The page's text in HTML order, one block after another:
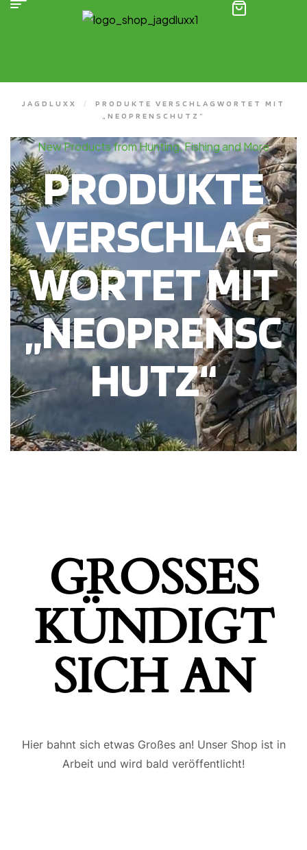
JAGDLUXX /
PRODUKTE VERSCHLAGWORTET MIT
„NEOPRENSCHUTZ“
New Products from Hunting, Fishing and More
PRODUKTE
VERSCHLAG
WORTET MIT
„NEOPRENSC
HUTZ“
GROSSES K
ÜNDIGT S
ICH AN
Hier bahnt sich etwas Großes an! Unser Shop ist in
Arbeit und wird bald veröffentlicht!